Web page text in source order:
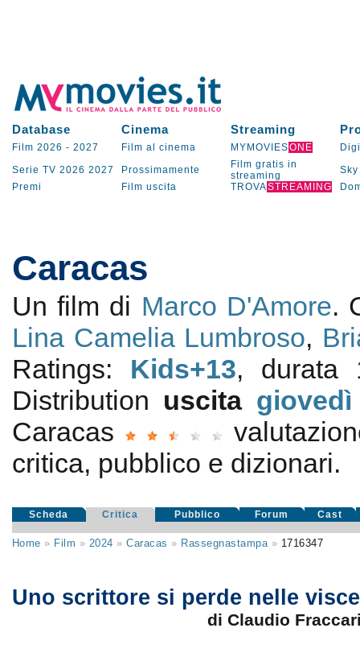
Database Cinema Streaming
Film 2026 - 2027 Film al cinema MYMOVIESONE
Serie TV 2026 2027 Prossimamente
Film gratis in
streaming
Sky
Premi
Film uscita TROVASTREAMING
Caracas
Un film di Marco D'Amore.
Lina Camelia Lumbroso,
Ratings: Kids+13, durata
Distribution uscita
Caracas
critica, pubblico e dizionari.
Scheda Critica Pubblico Forum Cast
Home » Film » 2024 »Caracas » Rassegnastampa» 1716347
Uno scrittore si perde nelle
di Claudio